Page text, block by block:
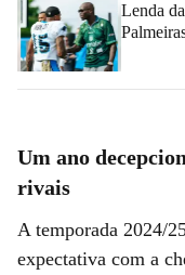
Lenda
Um ano
rivais
A temporada 2024/
expectativa com a